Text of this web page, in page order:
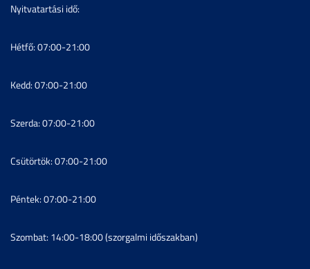
Nyitvatartási idő:
Hétfő: 07:00-21:00
Kedd: 07:00-21:00
Szerda: 07:00-21:00
Csütörtök: 07:00-21:00
Péntek: 07:00-21:00
Szombat: 14:00-18:00 (szorgalmi időszakban)